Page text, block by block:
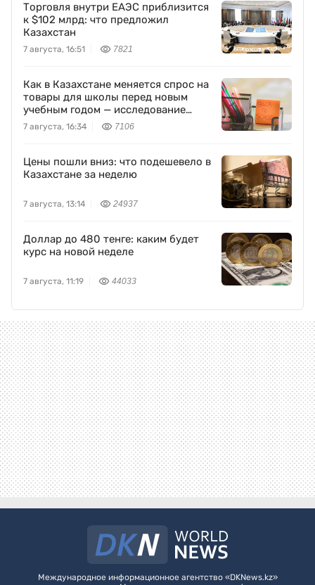
Торговля внутри ЕАЭС приблизится
к $102 млрд: что предложил
Казахстан
7 августа, 16:51 7821
Как в Казахстане меняется спрос на
товары для школы перед новым
учебным годом — исследование
Yandex Ads
7 августа, 16:34 7106
Цены пошли вниз: что подешевело в
Казахстане за неделю
7 августа, 13:14 24937
Доллар до 480 тенге: каким будет
курс на новой неделе
7 августа, 11:19 44033
Международное информационное агентство «DKNews.kz»